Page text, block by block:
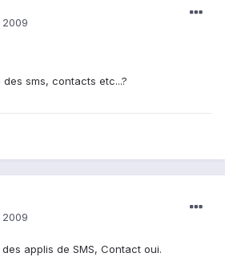
2009
sms, contacts etc...?
2009
applis de SMS, Contact oui.